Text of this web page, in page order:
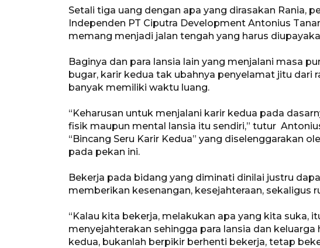
Setali tiga uang dengan apa yang dirasakan Rania,
Independen PT Ciputra Development Antonius
memang menjadi jalan tengah yang harus
Baginya dan para lansia lain yang menjalani masa
bugar, karir kedua tak ubahnya penyelamat jitu dari
banyak memiliki waktu luang.
“Keharusan untuk menjalani karir kedua pada
fisik maupun mental lansia itu sendiri,” tutur
“Bincang Seru Karir Kedua” yang diselenggarakan
pada pekan ini.
Bekerja pada bidang yang diminati dinilai justru
memberikan kesenangan, kesejahteraan, sekaligus
“Kalau kita bekerja, melakukan apa yang kita suka,
menyejahterakan sehingga para lansia dan
kedua, bukanlah berpikir berhenti bekerja, tetap